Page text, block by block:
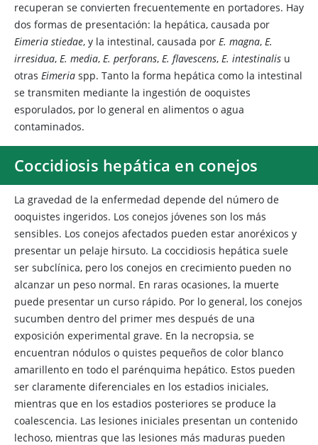
recuperan se convierten frecuentemente en portadores. Hay
dos formas de presentación: la hepática, causada por
Eimeria stiedae, y la intestinal, causada por E. magna, E.
irresidua, E. media, E. perforans, E. flavescens, E. intestinalis u
otras Eimeria spp. Tanto la forma hepática como la intestinal
se transmiten mediante la ingestión de ooquistes
esporulados, por lo general en alimentos o agua
contaminados.
Coccidiosis hepática en conejos
La gravedad de la enfermedad depende del número de
ooquistes ingeridos. Los conejos jóvenes son los más
sensibles. Los conejos afectados pueden estar anoréxicos y
presentar un pelaje hirsuto. La coccidiosis hepática suele
ser subclínica, pero los conejos en crecimiento pueden no
alcanzar un peso normal. En raras ocasiones, la muerte
puede presentar un curso rápido. Por lo general, los conejos
sucumben dentro del primer mes después de una
exposición experimental grave. En la necropsia, se
encuentran nódulos o quistes pequeños de color blanco
amarillento en todo el parénquima hepático. Estos pueden
ser claramente diferenciales en los estadios iniciales,
mientras que en los estadios posteriores se produce la
coalescencia. Las lesiones iniciales presentan un contenido
lechoso, mientras que las lesiones más maduras pueden